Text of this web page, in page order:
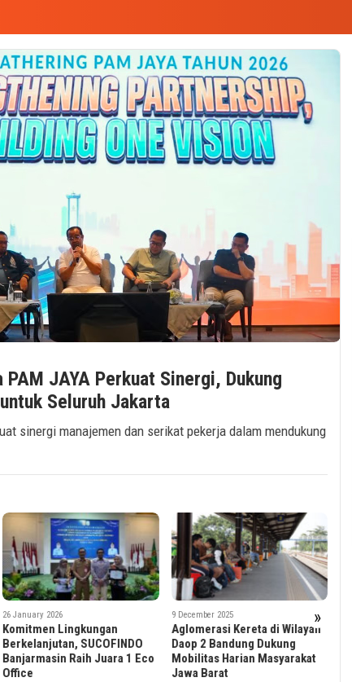
JAYA Perkuat Sinergi, Dukung
Seluruh Jakarta
sinergi manajemen dan serikat pekerja dalam mendukung
»
9 December 2025
Aglomerasi Kereta di Wilayah
Daop 2 Bandung Dukung
Mobilitas Harian Masyarakat
Jawa Barat
8 December 2025
Raih TOP 100 CEO 2025,
Direksi Bankaltimtara Berhasil
Catatkan Kinerja Positif di
Tengah Tantangan Ekonomi